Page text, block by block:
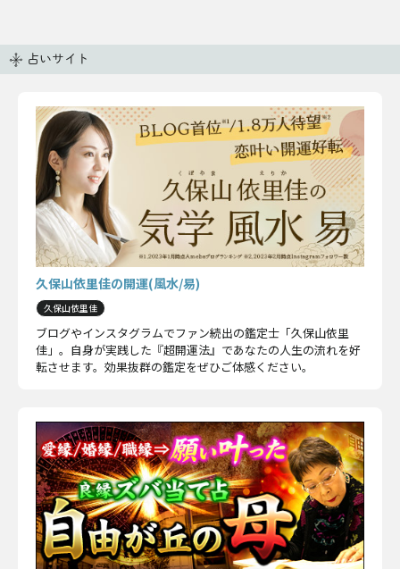
占いサイト
久保山依里佳の開運(風水/易)
久保山依里佳
ブログやインスタグラムでファン続出の鑑定士「久保山依里
佳」。自身が実践した『超開運法』であなたの人生の流れを好
転させます。効果抜群の鑑定をぜひご体感ください。